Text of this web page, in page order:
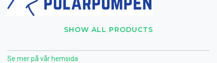
SHOW ALL PRODUCTS
Se mer på vår hemsida